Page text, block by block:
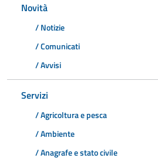
Novità
/ Notizie
/ Comunicati
/ Avvisi
Servizi
/ Agricoltura e pesca
/ Ambiente
/ Anagrafe e stato civile